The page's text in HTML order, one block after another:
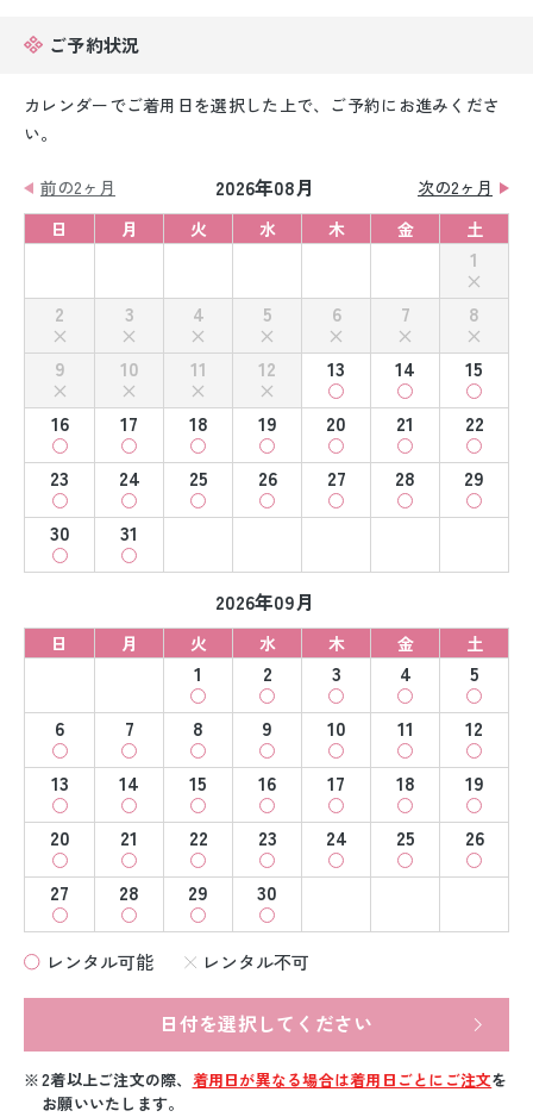
ご予約状況
カレンダーでご着用日を選択した上で、ご予約にお進みくださ
い。
前の2ヶ月 2026年08月
次の2ヶ月
日
月 火 水 木 金 土
1
2
3 4 5 6 7
8
9
10 11 12 13 14
15
16
17 18 19 20 21
22
23
24 25 26 27 28
29
30
31
2026年09月
日 月 火 水 木 金 土
1 2 3 4
5
6
7 8 9 10 11
12
13
14 15 16 17 18
19
20
21 22 23 24 25
26
27
28 29 30
レンタル可能 レンタル不可
日付を選択してください
2着以上ご注文の際、 着用日が異なる場合は着用日ごとにご注文を
お願いいたします。